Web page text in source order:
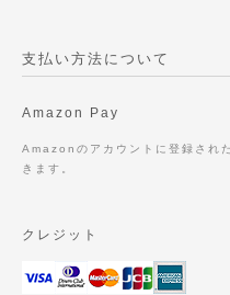
支払い方法について
Amazon Pay
Amazonのアカウントに登録され
きます。
クレジット